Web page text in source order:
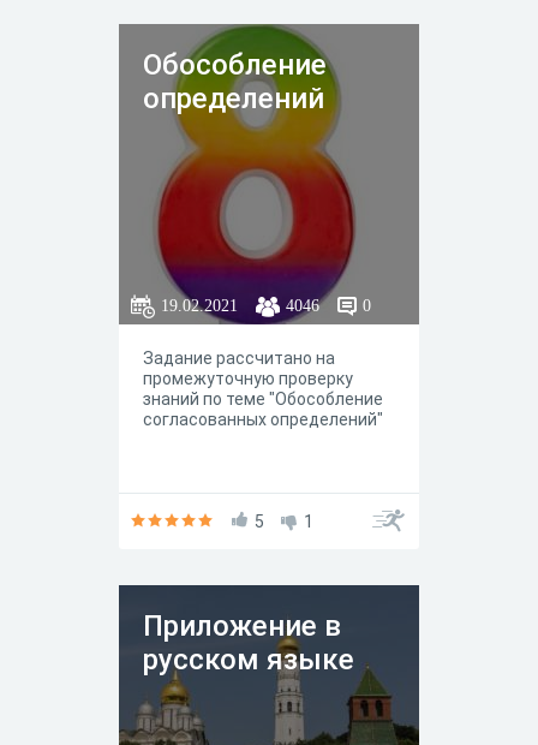
Обособление
определений
19.02.2021 4046 0
Задание рассчитано на
промежуточную проверку
знаний по теме "Обособление
согласованных определений"
5 1
Приложение в
русском языке